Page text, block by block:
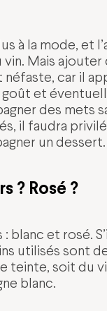
à la mode, et
Mais
car il
et
des mets
il faudra
un dessert.
? Rosé ?
blanc et rosé.
utilisés sont
teinte, soit du
blanc.